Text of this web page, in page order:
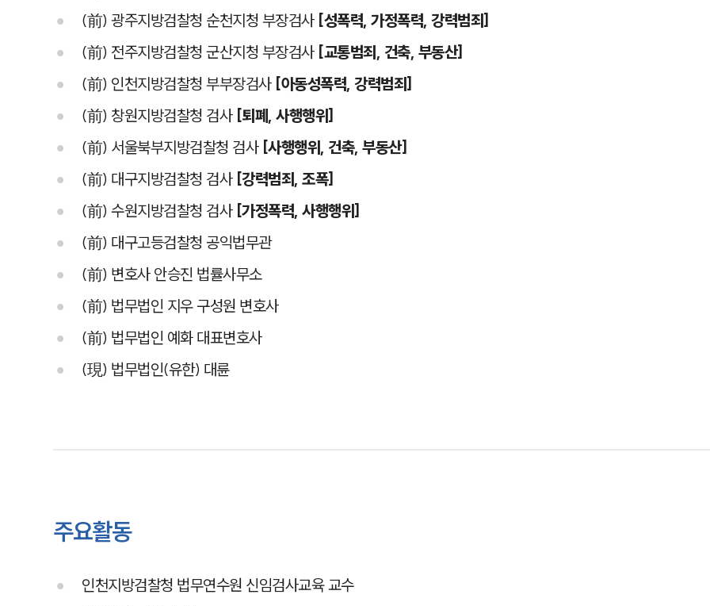
(前) 광주지방검찰청 순천지청 부장검사 [성폭력, 가정폭력, 강력범죄]
(前) 전주지방검찰청 군산지청 부장검사 [교통범죄, 건축, 부동산]
(前) 인천지방검찰청 부부장검사 [아동성폭력, 강력범죄]
(前) 창원지방검찰청 검사 [퇴폐, 사행행위]
(前) 서울북부지방검찰청 검사 [사행행위, 건축, 부동산]
(前) 대구지방검찰청 검사 [강력범죄, 조폭]
(前) 수원지방검찰청 검사 [가정폭력, 사행행위]
(前) 대구고등검찰청 공익법무관
(前) 변호사 안승진 법률사무소
(前) 법무법인 지우 구성원 변호사
(前) 법무법인 예화 대표변호사
(現) 법무법인(유한) 대륜
주요활동
인천지방검찰청 법무연수원 신임검사교육 교수